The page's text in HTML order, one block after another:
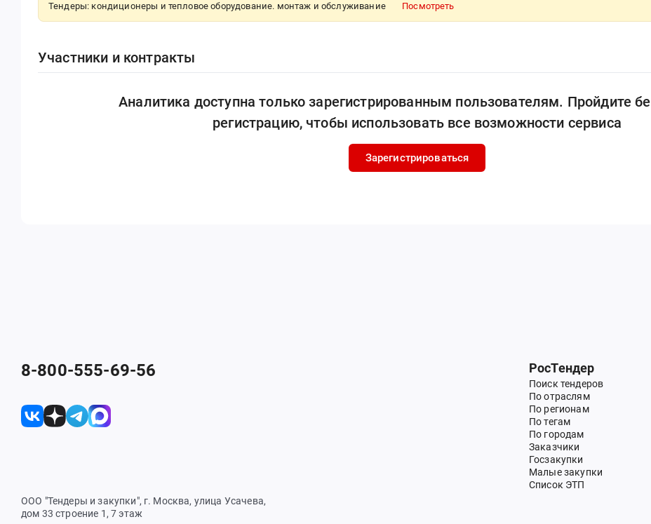
Тендеры: кондиционеры и тепловое оборудование. монтаж и обслуживание
Посмотреть
Участники и контракты
Аналитика доступна только зарегистрированным пользователям. Пройдите
регистрацию, чтобы использовать все возможности сервиса
Зарегистрироваться
8-800-555-69-56
ООО "Тендеры и закупки", г. Москва, улица Усачева,
дом 33 строение 1, 7 этаж
РосТендер
Поиск тендеров
По отраслям
По регионам
По тегам
По городам
Заказчики
Госзакупки
Малые закупки
Список ЭТП